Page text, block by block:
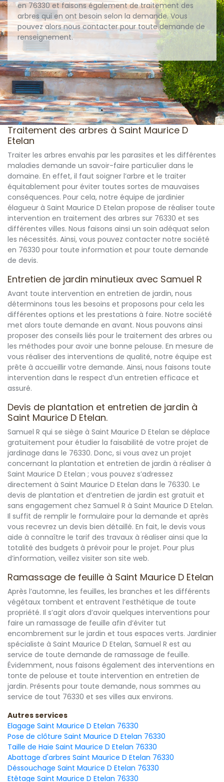
en 76330 et faisons également de traitement des
arbres qui en ont besoin selon la demande. Vous
pouvez alors nous contacter pour toute demande de
renseignement.
Traitement des arbres à Saint Maurice D
Etelan
Traiter les arbres envahis par les parasites et les différentes
maladies demande un savoir-faire particulier dans le
domaine. En effet, il faut soigner l’arbre et le traiter
équitablement pour éviter toutes sortes de mauvaises
conséquences. Pour cela, notre équipe de jardinier
élagueur à Saint Maurice D Etelan propose de réaliser toute
intervention en traitement des arbres sur 76330 et ses
différentes villes. Nous faisons ainsi un soin adéquat selon
les nécessités. Ainsi, vous pouvez contacter notre société
en 76330 pour toute information et pour toute demande
de devis.
Entretien de jardin minutieux avec Samuel R
Avant toute intervention en entretien de jardin, nous
déterminons tous les besoins et proposons pour cela les
différentes options et les prestations à faire. Notre société
met alors toute demande en avant. Nous pouvons ainsi
proposer des conseils liés pour le traitement des arbres ou
les méthodes pour avoir une bonne pelouse. En mesure de
vous réaliser des interventions de qualité, notre équipe est
prête à accueillir votre demande. Ainsi, nous faisons toute
intervention dans le respect d’un entretien efficace et
assuré.
Devis de plantation et entretien de jardin à
Saint Maurice D Etelan.
Samuel R qui se siège à Saint Maurice D Etelan se déplace
gratuitement pour étudier la faisabilité de votre projet de
jardinage dans le 76330. Donc, si vous avez un projet
concernant la plantation et entretien de jardin à réaliser à
Saint Maurice D Etelan ; vous pouvez s’adressez
directement à Saint Maurice D Etelan dans le 76330. Le
devis de plantation et d’entretien de jardin est gratuit et
sans engagement chez Samuel R à Saint Maurice D Etelan.
Il suffit de remplir le formulaire pour la demande et après
vous recevrez un devis bien détaillé. En fait, le devis vous
aide à connaître le tarif des travaux à réaliser ainsi que la
totalité des budgets à prévoir pour le projet. Pour plus
d’information, veillez visiter son site web.
Ramassage de feuille à Saint Maurice D Etelan
Après l’automne, les feuilles, les branches et les différents
végétaux tombent et entravent l’esthétique de toute
propriété. Il s’agit alors d’avoir quelques interventions pour
faire un ramassage de feuille afin d’éviter tut
encombrement sur le jardin et tous espaces verts. Jardinier
spécialiste à Saint Maurice D Etelan, Samuel R est au
service de toute demande de ramassage de feuille.
Évidemment, nous faisons également des interventions en
tonte de pelouse et toute intervention en entretien de
jardin. Présents pour toute demande, nous sommes au
service de tout 76330 et ses villes aux environs.
Autres services
Elagage Saint Maurice D Etelan 76330
Pose de clôture Saint Maurice D Etelan 76330
Taille de Haie Saint Maurice D Etelan 76330
Abattage d'arbres Saint Maurice D Etelan 76330
Déssouchage Saint Maurice D Etelan 76330
Etêtage Saint Maurice D Etelan 76330